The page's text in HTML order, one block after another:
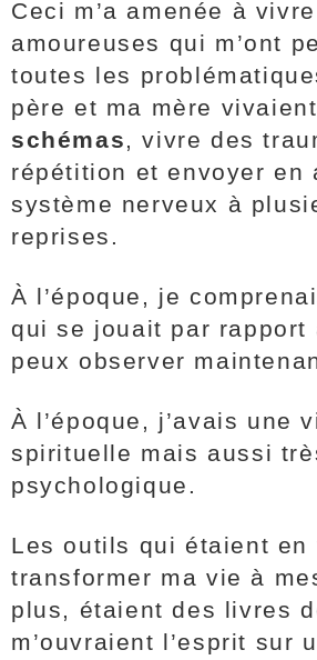
Ceci m’a amenée à
amoureuses qui m’ont
toutes les
père et ma mère
schémas, vivre des
répétition et envoyer en
système nerveux à
reprises.
À l’époque, je
qui se jouait par rapport
peux observer
À l’époque, j’avais une
spirituelle mais aussi
psychologique.
Les outils qui étaient en
transformer ma vie à
plus, étaient des livres
m’ouvraient l’esprit sur